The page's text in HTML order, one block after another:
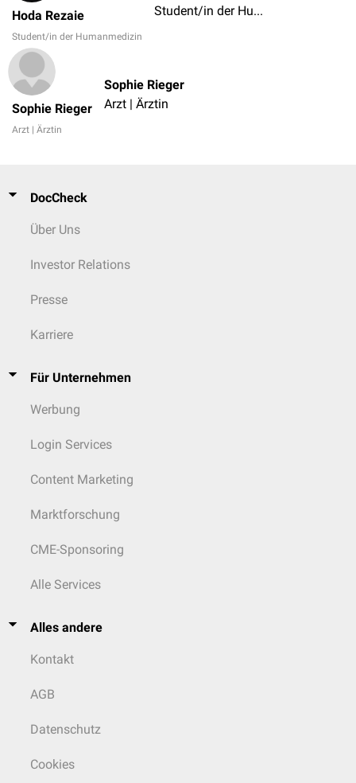
Hoda Rezaie
Student/in der Humanmedizin
Student/in der Humanmedizin
Sophie Rieger
Arzt | Ärztin
Sophie Rieger
Arzt | Ärztin
DocCheck
Über Uns
Investor Relations
Presse
Karriere
Für Unternehmen
Werbung
Login Services
Content Marketing
Marktforschung
CME-Sponsoring
Alle Services
Alles andere
Kontakt
AGB
Datenschutz
Cookies